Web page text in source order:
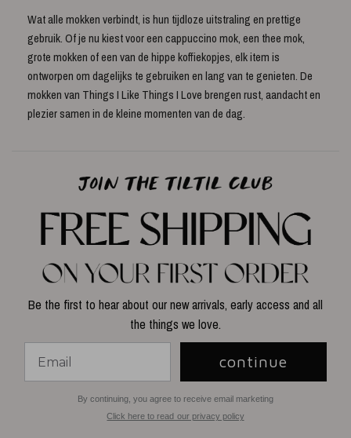
Wat alle mokken verbindt, is hun tijdloze uitstraling en prettige
gebruik. Of je nu kiest voor een cappuccino mok, een thee mok,
grote mokken of een van de hippe koffiekopjes, elk item is
ontworpen om dagelijks te gebruiken en lang van te genieten. De
mokken van Things I Like Things I Love brengen rust, aandacht en
plezier samen in de kleine momenten van de dag.
Be the first to hear about our new arrivals, early access and all
the things we love.
continue
By continuing, you agree to receive email marketing
Click here to read our privacy policy